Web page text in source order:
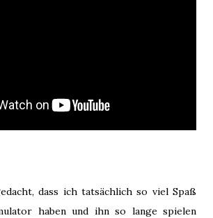
dass ich tatsächlich so viel Spaß
haben und ihn so lange spielen